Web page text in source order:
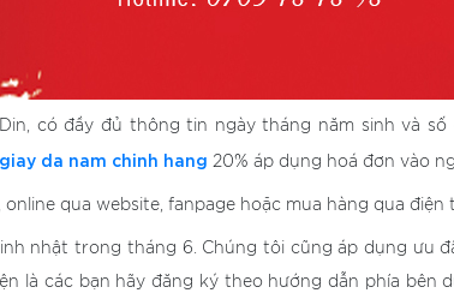
có đầy đủ thông tin ngày tháng năm sinh và
giay da nam chinh hang 20% áp dụng hoá đơn vào
qua website, fanpage hoặc mua hàng qua điện
nhật trong tháng 6. Chúng tôi cũng áp dụng ưu
là các bạn hãy đăng ký theo hướng dẫn phía bên